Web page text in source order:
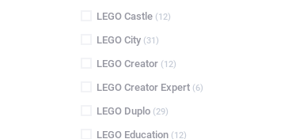
LEGO Castle (12)
LEGO City (31)
LEGO Creator (12)
LEGO Creator Expert (6)
LEGO Duplo (29)
LEGO Education (12)